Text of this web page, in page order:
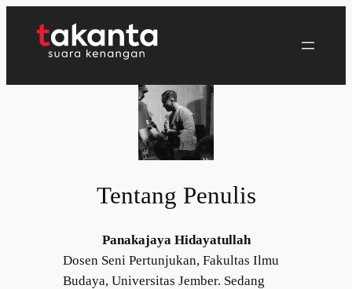
Tentang Penulis
Panakajaya Hidayatullah
Dosen Seni Pertunjukan, Fakultas Ilmu
Budaya, Universitas Jember. Sedang